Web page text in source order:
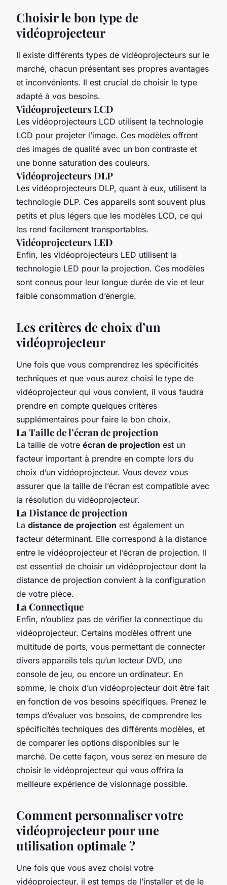
Choisir le bon type de
vidéoprojecteur
Il existe différents types de vidéoprojecteurs sur le
marché, chacun présentant ses propres avantages
et inconvénients. Il est crucial de choisir le type
adapté à vos besoins.
Vidéoprojecteurs LCD
Les vidéoprojecteurs LCD utilisent la technologie
LCD pour projeter l’image. Ces modèles offrent
des images de qualité avec un bon contraste et
une bonne saturation des couleurs.
Vidéoprojecteurs DLP
Les vidéoprojecteurs DLP, quant à eux, utilisent la
technologie DLP. Ces appareils sont souvent plus
petits et plus légers que les modèles LCD, ce qui
les rend facilement transportables.
Vidéoprojecteurs LED
Enfin, les vidéoprojecteurs LED utilisent la
technologie LED pour la projection. Ces modèles
sont connus pour leur longue durée de vie et leur
faible consommation d’énergie.
Les critères de choix d’un
vidéoprojecteur
Une fois que vous comprendrez les spécificités
techniques et que vous aurez choisi le type de
vidéoprojecteur qui vous convient, il vous faudra
prendre en compte quelques critères
supplémentaires pour faire le bon choix.
La Taille de l’écran de projection
La taille de votre écran de projection est un
facteur important à prendre en compte lors du
choix d’un vidéoprojecteur. Vous devez vous
assurer que la taille de l’écran est compatible avec
la résolution du vidéoprojecteur.
La Distance de projection
La distance de projection est également un
facteur déterminant. Elle correspond à la distance
entre le vidéoprojecteur et l’écran de projection. Il
est essentiel de choisir un vidéoprojecteur dont la
distance de projection convient à la configuration
de votre pièce.
La Connectique
Enfin, n’oubliez pas de vérifier la connectique du
vidéoprojecteur. Certains modèles offrent une
multitude de ports, vous permettant de connecter
divers appareils tels qu’un lecteur DVD, une
console de jeu, ou encore un ordinateur. En
somme, le choix d’un vidéoprojecteur doit être fait
en fonction de vos besoins spécifiques. Prenez le
temps d’évaluer vos besoins, de comprendre les
spécificités techniques des différents modèles, et
de comparer les options disponibles sur le
marché. De cette façon, vous serez en mesure de
choisir le vidéoprojecteur qui vous offrira la
meilleure expérience de visionnage possible.
Comment personnaliser votre
vidéoprojecteur pour une
utilisation optimale ?
Une fois que vous avez choisi votre
vidéoprojecteur, il est temps de l’installer et de le